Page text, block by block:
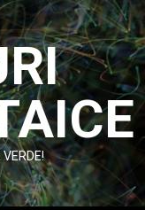
VERDE!